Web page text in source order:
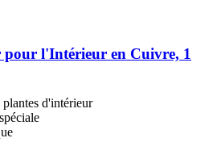
l'Intérieur en Cuivre, 1
d'intérieur